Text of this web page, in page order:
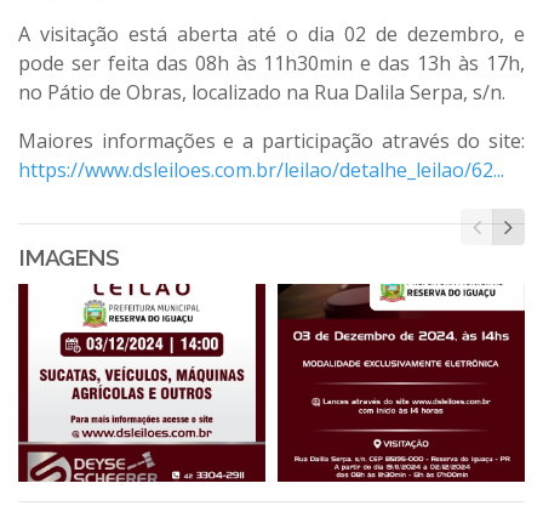
A visitação está aberta até o dia 02 de dezembro, e
pode ser feita das 08h às 11h30min e das 13h às 17h,
no Pátio de Obras, localizado na Rua Dalila Serpa, s/n.
Maiores informações e a participação através do site:
https://www.dsleiloes.com.br/leilao/detalhe_leilao/62...
IMAGENS